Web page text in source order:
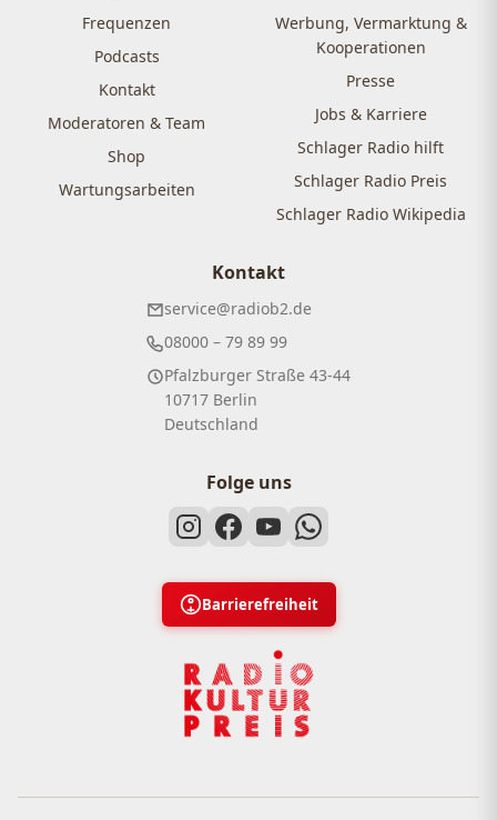
Frequenzen
Podcasts
Kontakt
Moderatoren & Team
Shop
Wartungsarbeiten
Werbung, Vermarktung &
Kooperationen
Presse
Jobs & Karriere
Schlager Radio hilft
Schlager Radio Preis
Schlager Radio Wikipedia
Kontakt
service@radiob2.de
08000 – 79 89 99
Pfalzburger Straße 43-44
10717 Berlin
Deutschland
Folge uns
Barrierefreiheit